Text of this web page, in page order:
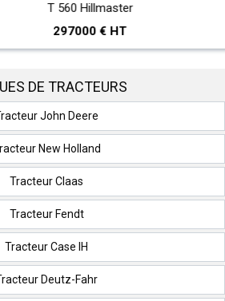
T 560 Hillmaster
297000 € HT
DE TRACTEURS
John Deere
New Holland
Tracteur Claas
Tracteur Fendt
Tracteur Case IH
Deutz-Fahr